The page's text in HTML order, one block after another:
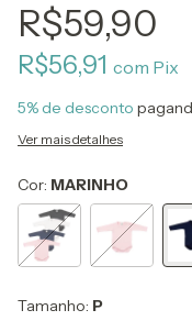
R$59,90
R$56,91 com Pix
5% de desconto
Ver mais detalhes
Cor: MARINHO
Tamanho: P